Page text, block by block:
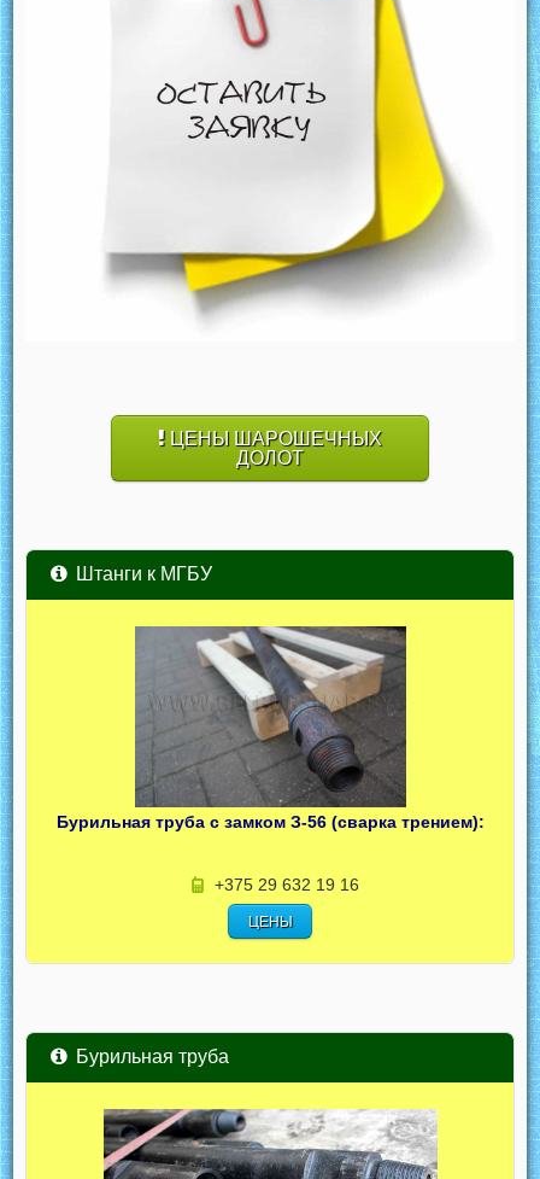
ЦЕНЫ ШАРОШЕЧНЫХ
ДОЛОТ
Штанги к МГБУ
Бурильная труба с замком З-56 (сварка трением):
+375 29 632 19 16
ЦЕНЫ
Бурильная труба